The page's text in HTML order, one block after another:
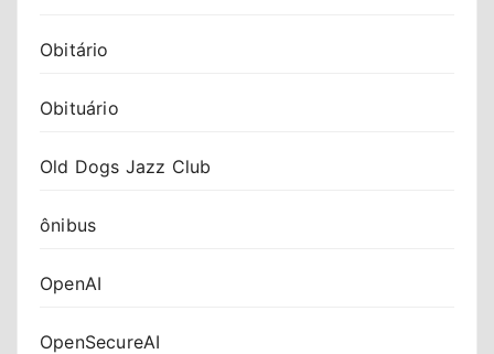
Obitário
Obituário
Old Dogs Jazz Club
ônibus
OpenAI
OpenSecureAI